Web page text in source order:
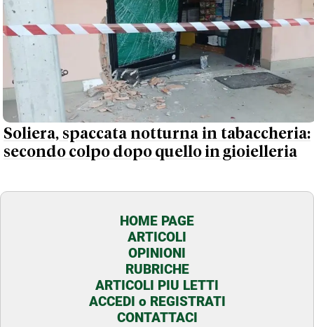
Soliera, spaccata notturna in tabaccheria:
secondo colpo dopo quello in gioielleria
HOME PAGE
ARTICOLI
OPINIONI
RUBRICHE
ARTICOLI PIU LETTI
ACCEDI o REGISTRATI
CONTATTACI